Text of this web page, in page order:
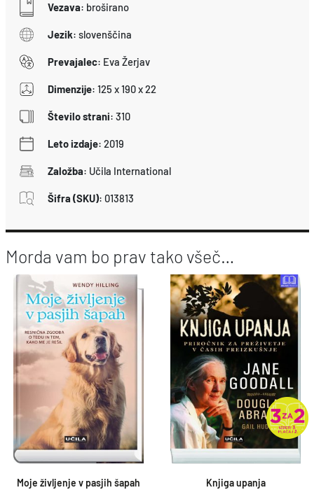
Vezava: broširano
Jezik: slovenščina
Prevajalec: Eva Žerjav
Dimenzije: 125 x 190 x 22
Število strani: 310
Leto izdaje: 2019
Založba: Učila International
Šifra (SKU): 013813
Morda vam bo prav tako všeč…
Moje življenje v pasjih šapah Knjiga upanja